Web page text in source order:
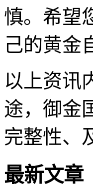
慎。希望
己的黄金
以上资讯
途，御金
完整性、
最新文章